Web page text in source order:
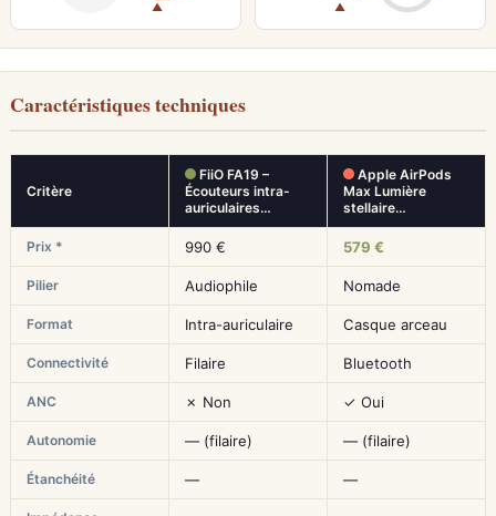
▲ ▲
Caractéristiques techniques
Critère
FiiO FA19 –
Écouteurs intra-
auriculaires…
Apple AirPods
Max Lumière
stellaire…
Prix * 990 € 579 €
Pilier Audiophile Nomade
Format Intra-auriculaire Casque arceau
Connectivité Filaire Bluetooth
ANC ✗ Non ✓ Oui
Autonomie — (filaire) — (filaire)
Étanchéité — —